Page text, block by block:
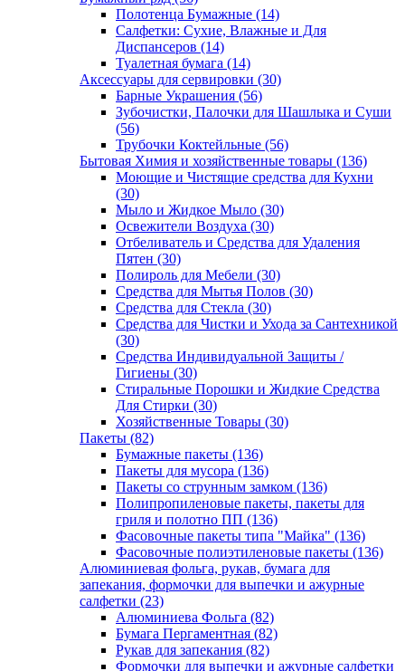
Полотенца Бумажные (14)
Салфетки: Сухие, Влажные и Для
Диспансеров (14)
Туалетная бумага (14)
Аксессуары для сервировки (30)
Барные Украшения (56)
Зубочистки, Палочки для Шашлыка и Суши
(56)
Трубочки Коктейльные (56)
Бытовая Химия и хозяйственные товары (136)
Моющие и Чистящие средства для Кухни
(30)
Мыло и Жидкое Мыло (30)
Освежители Воздуха (30)
Отбеливатель и Средства для Удаления
Пятен (30)
Полироль для Мебели (30)
Средства для Мытья Полов (30)
Средства для Стекла (30)
Средства для Чистки и Ухода за Сантехникой
(30)
Средства Индивидуальной Защиты /
Гигиены (30)
Стиральные Порошки и Жидкие Средства
Для Стирки (30)
Хозяйственные Товары (30)
Пакеты (82)
Бумажные пакеты (136)
Пакеты для мусора (136)
Пакеты со струнным замком (136)
Полипропиленовые пакеты, пакеты для
гриля и полотно ПП (136)
Фасовочные пакеты типа "Майка" (136)
Фасовочные полиэтиленовые пакеты (136)
Алюминиевая фольга, рукав, бумага для
запекания, формочки для выпечки и ажурные
салфетки (23)
Алюминиева Фольга (82)
Бумага Пергаментная (82)
Рукав для запекания (82)
Формочки для выпечки и ажурные салфетки